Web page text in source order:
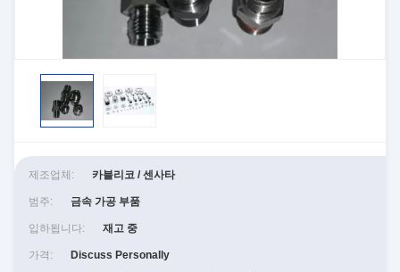
제조업체: 카블리코 / 센사타
범주: 금속 가공 부품
입하됩니다: 재고 중
가격: Discuss Personally